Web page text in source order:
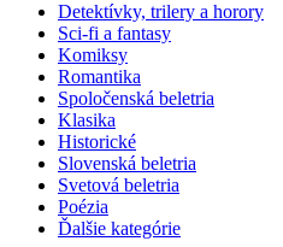
Detektívky, trilery a horory
Sci-fi a fantasy
Komiksy
Romantika
Spoločenská beletria
Klasika
Historické
Slovenská beletria
Svetová beletria
Poézia
Ďalšie kategórie